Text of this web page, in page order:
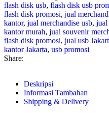
flash disk usb, flash disk usb
flash disk promosi, jual
kantor, jual merchandise usb, jual
kantor murah, jual souvenir
flash disk promosi, jual usb
kantor Jakarta, usb promosi
Share:
Deskripsi
Informasi Tambahan
Shipping & Delivery